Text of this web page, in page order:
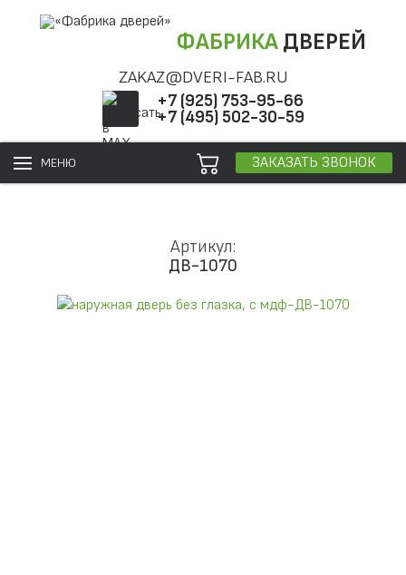
ФАБРИКАДВЕРЕЙ
ZAKAZ@DVERI-FAB.RU
+7 (925) 753-95-66
+7 (495) 502-30-59
МЕНЮ ЗАКАЗАТЬ ЗВОНОК
Артикул:
ДВ-1070